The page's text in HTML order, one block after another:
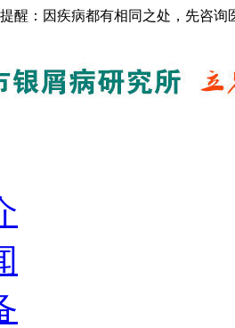
醒：因疾病都有相同之处，先咨